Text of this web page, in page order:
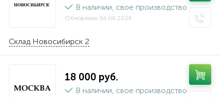
Склад Новосибирск 2
В наличии, свое производство
Обновлено 04.06.2024
18 000 руб.
В наличии, свое производство